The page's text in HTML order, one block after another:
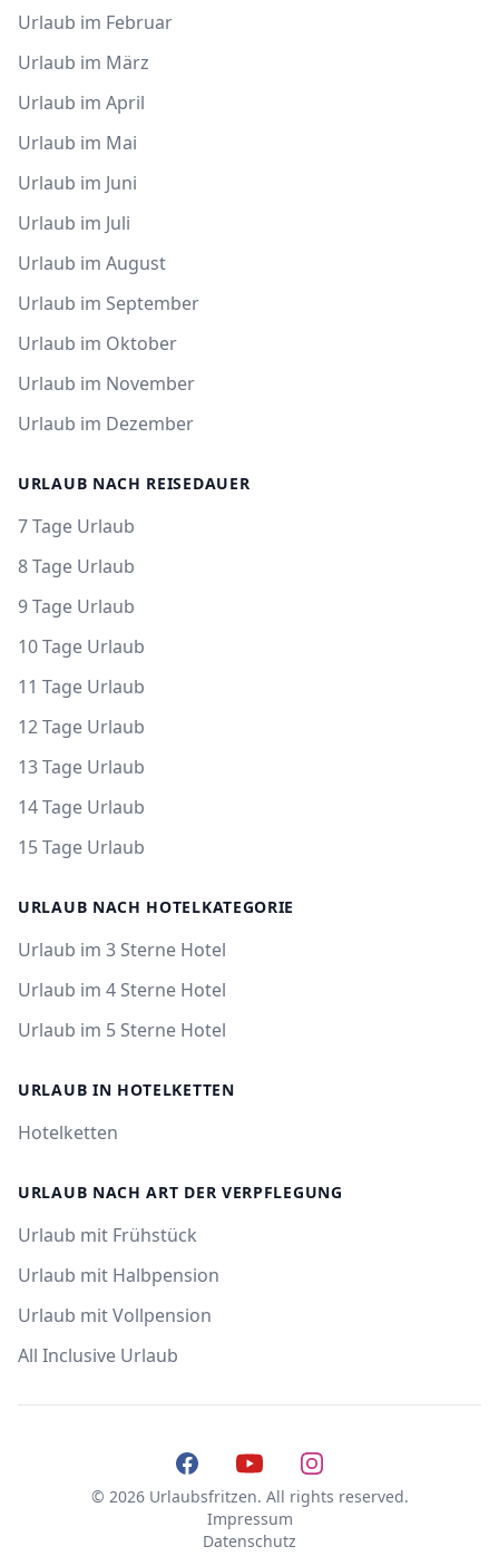
Urlaub im Februar
Urlaub im März
Urlaub im April
Urlaub im Mai
Urlaub im Juni
Urlaub im Juli
Urlaub im August
Urlaub im September
Urlaub im Oktober
Urlaub im November
Urlaub im Dezember
URLAUB NACH REISEDAUER
7 Tage Urlaub
8 Tage Urlaub
9 Tage Urlaub
10 Tage Urlaub
11 Tage Urlaub
12 Tage Urlaub
13 Tage Urlaub
14 Tage Urlaub
15 Tage Urlaub
URLAUB NACH HOTELKATEGORIE
Urlaub im 3 Sterne Hotel
Urlaub im 4 Sterne Hotel
Urlaub im 5 Sterne Hotel
URLAUB IN HOTELKETTEN
Hotelketten
URLAUB NACH ART DER VERPFLEGUNG
Urlaub mit Frühstück
Urlaub mit Halbpension
Urlaub mit Vollpension
All Inclusive Urlaub
FacebookYouTubeInstagram
© 2026 Urlaubsfritzen. All rights reserved.
Impressum
Datenschutz